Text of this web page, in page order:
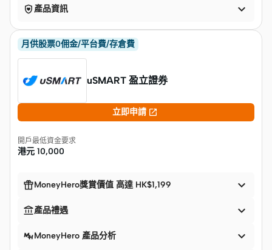
 產品資訊 
月供股票0佣金/平台費/存倉費
uSMART 盈立證券
立即申請 
開戶最低資金要求
港元 10,000
MoneyHero獎賞價值 高達 HK$1,199 
產品禮遇 
MoneyHero 產品分析 